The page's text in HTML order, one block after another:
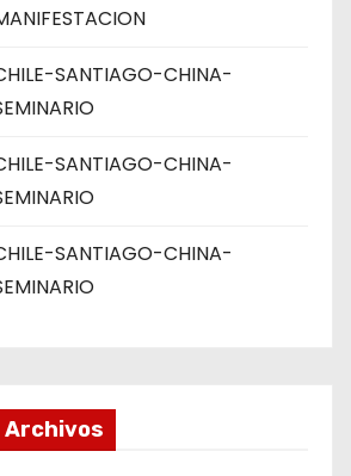
SANTIAGO-CHINA-
SANTIAGO-CHINA-
SANTIAGO-CHINA-
Archivos